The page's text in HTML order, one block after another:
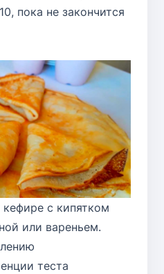
пока не закончится
с кипятком
или вареньем.
теста